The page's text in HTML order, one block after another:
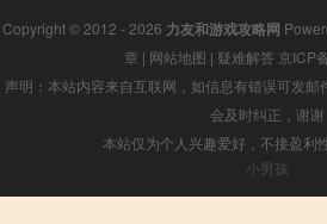
Copyright © 2012 - 2026 力友和游戏攻略网
章 | 网站地图 | 疑难解答 京ICP
声明：本站内容来自互联网，如信息有错误可发
会及时纠正，谢谢
本站仅为个人兴趣爱好，不接盈利
小男孩